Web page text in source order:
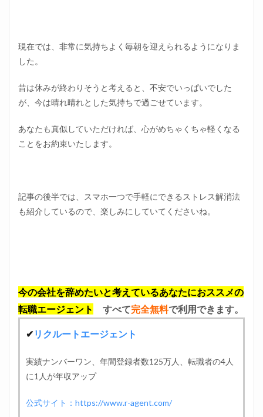
現在では、非常に気持ちよく毎朝を迎えられるようになりま
した。
昔は休みが終わりそうと考えると、不安でいっぱいでした
が、今は晴れ晴れとした気持ちで過ごせています。
あなたも真似していただければ、心がめちゃくちゃ軽くなる
ことをお約束いたします。
記事の後半では、スマホ一つで手軽にできるストレス解消法
も紹介しているので、楽しみにしていてくださいね。
今の会社を辞めたいと考えているあなたにおススメの
転職エージェント
すべて完全無料で利用できます。
✔ リクルートエージェント
実績ナンバーワン、年間登録者数125万人、転職者の4人
に1人が年収アップ
公式サイト：https://www.r-agent.com/